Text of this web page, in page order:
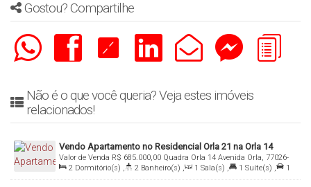
Gostou? Compartilhe
Não é o que você queria? Veja estes imóveis
relacionados!
Vendo Apartamento no Residencial Orla 21 na Orla 14
R$ 685.000,00
Valor de Venda
Quadra Orla 14 Avenida Orla, 77026-
005, Graciosa - Orla 14, Palmas, Tocantins, Brasil
2 Dormitório(s) , 2 Banheiro(s) , 1 Sala(s) , 1 Suíte(s) ,
1
Vaga(s) , Útil: 75.78m²